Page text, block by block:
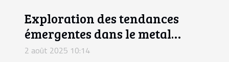
Exploration des tendances
émergentes dans le metal
progressif
2 août 2025 10:14